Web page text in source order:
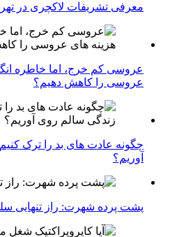
معرفی تشریفات لاکچری در
عروسی کم خرج، اما خاطره
عروسی را کاهش دهیم؟
چگونه عادت‌ های بد را ترک
آوریم؟
پشت پرده شهرت: راز تنهایی